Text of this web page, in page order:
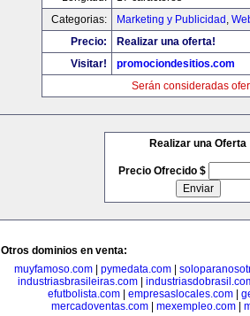
Categorias:
Marketing y Publicidad ,
Precio:
Realizar una oferta!
Visitar!
promociondesitios.com
Serán consideradas
Realizar una Oferta
Precio Ofrecido $
Otros dominios en venta:
muyfamoso.com
pymedata.com
industriasbrasileiras.com|
efutbolista.com| empresaslocales.com|
mercadoventas.com
mexempleo.com